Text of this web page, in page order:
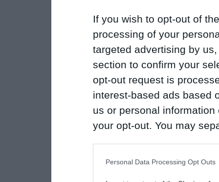
If you wish to opt-out of
processing of your
targeted advertising by
section to confirm your
opt-out request is
interest-based ads based
us or personal
your opt-out. You may
Personal Data Processing Opt Outs